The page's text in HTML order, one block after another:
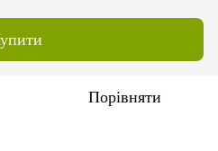
Порівняти